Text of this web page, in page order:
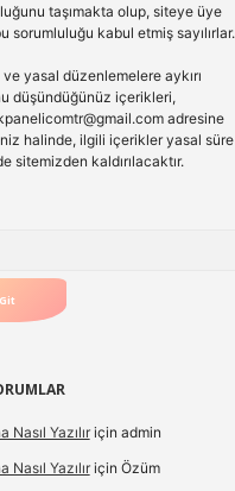
taşımakta olup, siteye üye
sorumluluğu kabul etmiş sayılırlar.
yasal düzenlemelere aykırı
düşündüğünüz içerikleri,
adresine
halinde, ilgili içerikler yasal süre
sitemizden kaldırılacaktır.
Nasıl Yazılıriçin admin
Nasıl Yazılıriçin Özüm